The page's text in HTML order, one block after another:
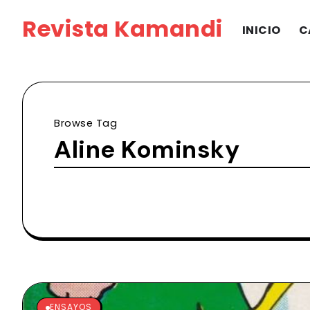
Revista Kamandi INICIO
Browse Tag
Aline Kominsky
ENSAYOS